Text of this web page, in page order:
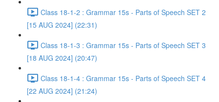
Class 18-1-2 : Grammar 15s - Parts of Speech SET 2
[15 AUG 2024] (22:31)
Class 18-1-3 : Grammar 15s - Parts of Speech SET 3
[18 AUG 2024] (20:47)
Class 18-1-4 : Grammar 15s - Parts of Speech SET 4
[22 AUG 2024] (21:24)